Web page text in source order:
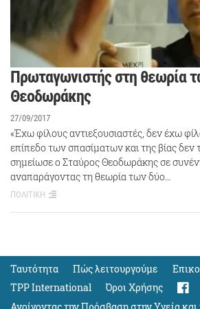
Πρωταγωνιστής στη θεωρία
Θεοδωράκης
27/09/2017
«Έχω φίλους αντιεξουσιαστές, δεν έχω
επίπεδο των σπασίματων και της βίας
σημείωσε ο Σταύρος Θεοδωράκης σε
αναπαράγοντας τη θεωρία των δύο…
ΠΟΛΙΤΙΚΗ
Ταυτότητα Πώς λειτουργούμε
TPP International
Όροι Χρήσης